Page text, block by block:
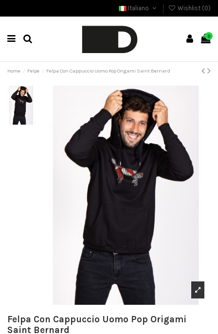
Italiano Wishlist (0)
0
Home Felpe Felpa Con Cappuccio Uomo Pop Origami Saint Bernard
Felpa Con Cappuccio Uomo Pop Origami
Saint Bernard